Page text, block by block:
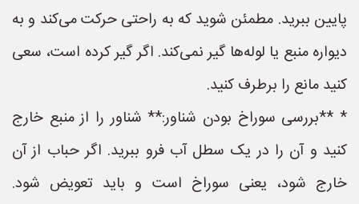
پایین ببرید. مطمئن شوید که به راحتی حرکت می‌کند و به
دیواره منبع یا لوله‌ها گیر نمی‌کند. اگر گیر کرده است، سعی
کنید مانع را برطرف کنید.
* **بررسی سوراخ بودن شناور:** شناور را از منبع خارج
کنید و آن را در یک سطل آب فرو ببرید. اگر حباب از آن
خارج شود، یعنی سوراخ است و باید تعویض شود.